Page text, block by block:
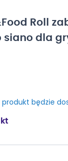
Roll
siano dla
będzie